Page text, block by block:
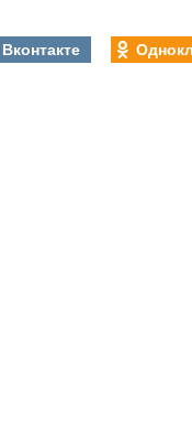
Вконтакте